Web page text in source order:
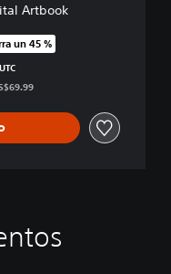
Artbook
original de US$69.99
un 45 %